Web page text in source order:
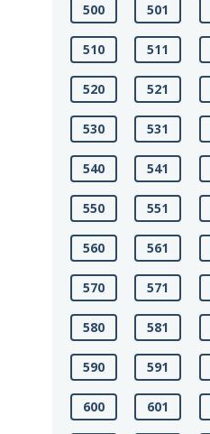
500 501
510 511
520 521
530 531
540 541
550 551
560 561
570 571
580 581
590 591
600 601